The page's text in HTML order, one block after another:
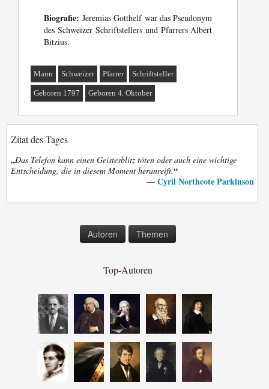
Biografie: Jeremias Gotthelf war das Pseudonym
des Schweizer Schriftstellers und Pfarrers Albert
Bitzius.
Mann Schweizer Pfarrer Schriftsteller
Geboren 1797 Geboren 4. Oktober
Zitat des Tages
„Das Telefon kann einen Geistesblitz töten oder auch eine wichtige
Entscheidung, die in diesem Moment heranreift.“
— Cyril Northcote Parkinson
Autoren Themen
Top-Autoren